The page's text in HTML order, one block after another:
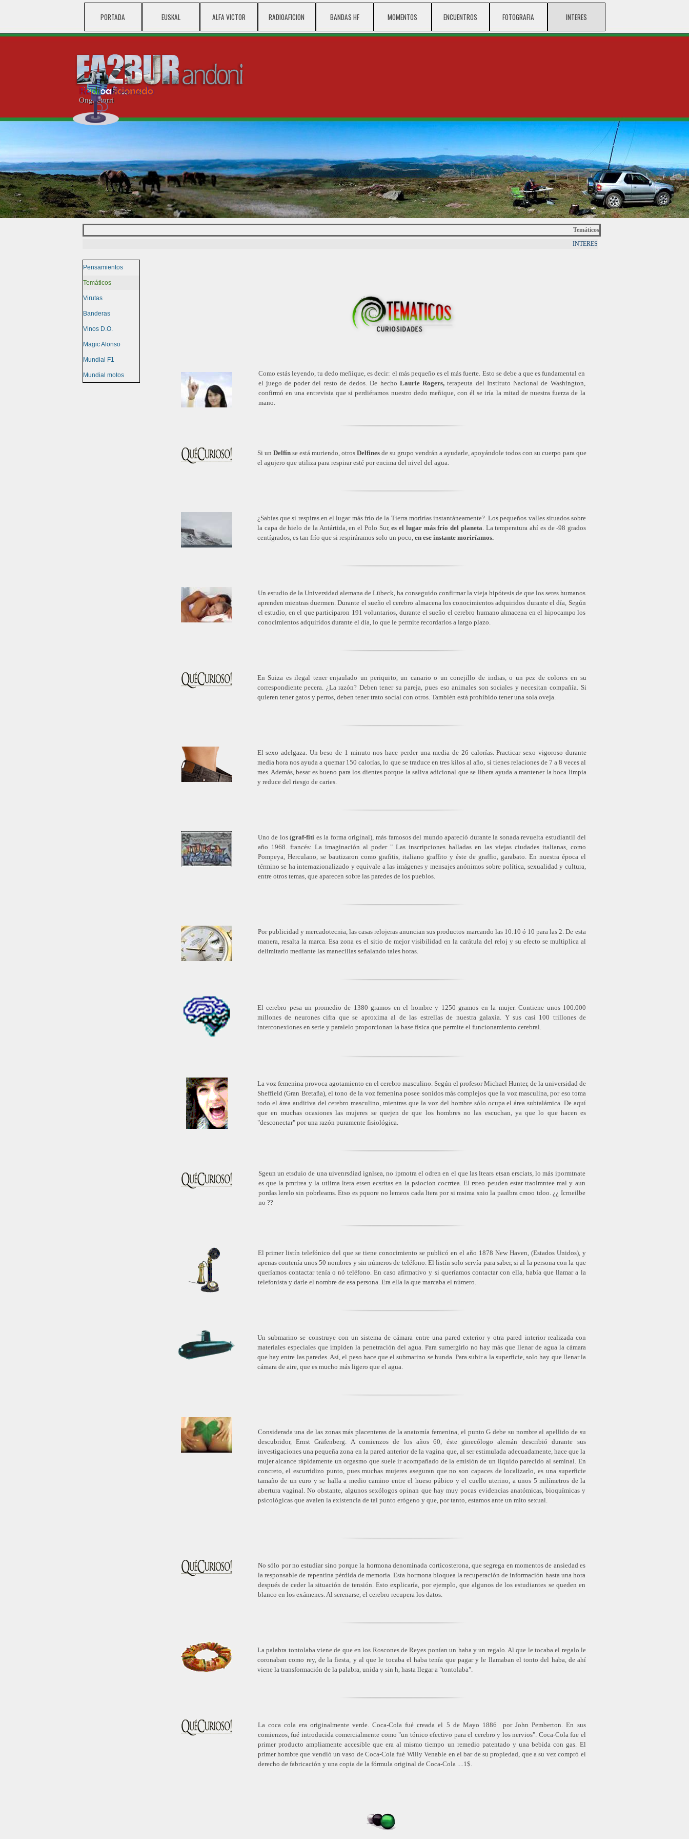
PORTADA EUSKAL ▼
ALFA VICTOR ▼
RADIOAFICION ▼
BANDAS HF ▼
MOMENTOS ▼
ENCUENTROS ▼
FOTOGRAFIA ▼
INTERES
Ongi etorri
Temáticos
INTERES
Pensamientos
Temáticos
Virutas
Banderas
Vinos D.O.
Magic Alonso
Mundial F1
Mundial motos
Como estás leyendo, tu dedo meñique, es decir: el más pequeño es el más fuerte. Esto se debe a que es fundamental en
el juego de poder del resto de dedos. De hecho Laurie Rogers, terapeuta del Instituto Nacional de Washington,
confirmó en una entrevista que si perdiéramos nuestro dedo meñique, con él se iría la mitad de nuestra fuerza de la
mano.
Si un Delfín se está muriendo, otros Delfines de su grupo vendrán a ayudarle, apoyándole todos con su cuerpo para que
el agujero que utiliza para respirar esté por encima del nivel del agua.
¿Sabías que si respiras en el lugar más frío de la Tierra morirías instantáneamente?..Los pequeños valles situados sobre
la capa de hielo de la Antártida, en el Polo Sur, es el lugar más frío del planeta . La temperatura ahí es de -98 grados
centígrados, es tan frío que si respiráramos solo un poco, en ese instante moriríamos.
Un estudio de la Universidad alemana de Lübeck, ha conseguido confirmar la vieja hipótesis de que los seres humanos
aprenden mientras duermen. Durante el sueño el cerebro almacena los conocimientos adquiridos durante el día, Según
el estudio, en el que participaron 191 voluntarios, durante el sueño el cerebro humano almacena en el hipocampo los
conocimientos adquiridos durante el día, lo que le permite recordarlos a largo plazo
En Suiza es ilegal tener enjaulado un periquito, un canario o un conejillo de indias, o un pez de colores en su
correspondiente pecera. ¿La razón? Deben tener su pareja, pues eso animales son sociales y necesitan compañía. Si
quieren tener gatos y perros, deben tener trato social con otros. También está prohibido tener una sola oveja.
El sexo adelgaza. Un beso de 1 minuto nos hace perder una media de 26 calorías. Practicar sexo vigoroso durante
media hora nos ayuda a quemar 150 calorías, lo que se traduce en tres kilos al año, si tienes relaciones de 7 a 8 veces al
mes. Además, besar es bueno para los dientes porque la saliva adicional que se libera ayuda a mantener la boca limpia
y reduce del riesgo de caries.
Uno de los (graf-fiti es la forma original), más famosos del mundo apareció durante la sonada revuelta estudiantil del
año 1968. francés: La imaginación al poder " Las inscripciones halladas en las viejas ciudades italianas, como
Pompeya, Herculano, se bautizaron como grafitis, italiano graffito y éste de graffio, garabato. En nuestra época el
término se ha internazionalizado y equivale a las imágenes y mensajes anónimos sobre política, sexualidad y cultura,
entre otros temas, que aparecen sobre las paredes de los pueblos.
Por publicidad y mercadotecnia, las casas relojeras anuncian sus productos marcando las 10:10 ó 10 para las 2. De esta
manera, resalta la marca. Esa zona es el sitio de mejor visibilidad en la carátula del reloj y su efecto se multiplica al
delimitarlo mediante las manecillas señalando tales horas.
El cerebro pesa un promedio de 1380 gramos en el hombre y 1250 gramos en la mujer. Contiene unos 100.000
millones de neurones cifra que se aproxima al de las estrellas de nuestra galaxia. Y sus casi 100 trillones de
interconexiones en serie y paralelo proporcionan la base física que permite el funcionamiento cerebral.
La voz femenina provoca agotamiento en el cerebro masculino. Según el profesor Michael Hunter, de la universidad de
Sheffield (Gran Bretaña), el tono de la voz femenina posee sonidos más complejos que la voz masculina, por eso toma
todo el área auditiva del cerebro masculino, mientras que la voz del hombre sólo ocupa el área subtalámica. De aquí
que en muchas ocasiones las mujeres se quejen de que los hombres no las escuchan, ya que lo que hacen es
"desconectar" por una razón puramente fisiológica.
Sgeun un etsduio de una uivenrsdiad ignlsea, no ipmotra el odren en el que las ltears etsan ersciats, lo más ipormtnate
es que la pmrirea y la utlima ltera etsen ecsritas en la psiocion cocrrtea. El rsteo peuden estar ttaolmntee mal y aun
pordas lerelo sin pobrleams. Etso es pquore no lemeos cada ltera por si msima snio la paalbra cmoo tdoo. ¿¿ Icrneilbe
no ??
El primer listín telefónico del que se tiene conocimiento se publicó en el año 1878 New Haven, (Estados Unidos), y
apenas contenía unos 50 nombres y sin números de teléfono. El listín solo servía para saber, si al la persona con la que
queríamos contactar tenía o nó teléfono. En caso afirmativo y si queríamos contactar con ella, había que llamar a la
telefonista y darle el nombre de esa persona. Era ella la que marcaba el número.
Un submarino se construye con un sistema de cámara entre una pared exterior y otra pared interior realizada con
materiales especiales que impiden la penetración del agua. Para sumergirlo no hay más que llenar de agua la cámara
que hay entre las paredes. Así, el peso hace que el submarino se hunda. Para subir a la superficie, solo hay que llenar la
cámara de aire, que es mucho más ligero que el agua.
Considerada una de las zonas más placenteras de la anatomía femenina, el punto G debe su nombre al apellido de su
descubridor, Ernst Gräfenberg. A comienzos de los años 60, éste ginecólogo alemán describió durante sus
investigaciones una pequeña zona en la pared anterior de la vagina que, al ser estimulada adecuadamente, hace que la
mujer alcance rápidamente un orgasmo que suele ir acompañado de la emisión de un líquido parecido al seminal. En
concreto, el escurridizo punto, pues muchas mujeres aseguran que no son capaces de localizarlo, es una superficie
tamaño de un euro y se halla a medio camino entre el hueso púbico y el cuello uterino, a unos 5 milímetros de la
abertura vaginal. No obstante, algunos sexólogos opinan que hay muy pocas evidencias anatómicas, bioquímicas y
psicológicas que avalen la existencia de tal punto erógeno y que, por tanto, estamos ante un mito sexual.
No sólo por no estudiar sino porque la hormona denominada corticosterona, que segrega en momentos de ansiedad es
la responsable de repentina pérdida de memoria. Esta hormona bloquea la recuperación de información hasta una hora
después de ceder la situación de tensión. Esto explicaría, por ejemplo, que algunos de los estudiantes se queden en
blanco en los exámenes. Al serenarse, el cerebro recupera los datos.
La palabra tontolaba viene de que en los Roscones de Reyes ponían un haba y un regalo. Al que le tocaba el regalo le
coronaban como rey, de la fiesta, y al que le tocaba el haba tenía que pagar y le llamaban el tonto del haba, de ahí
viene la transformación de la palabra, unida y sin h, hasta llegar a "tontolaba".
La coca cola era originalmente verde. Coca-Cola fué creada el 5 de Mayo 1886 por John Pemberton. En sus
comienzos, fué introducida comercialmente como "un tónico efectivo para el cerebro y los nervios". Coca-Cola fue el
primer producto ampliamente accesible que era al mismo tiempo un remedio patentado y una bebida con gas. El
primer hombre que vendió un vaso de Coca-Cola fué Willy Venable en el bar de su propiedad, que a su vez compró el
derecho de fabricación y una copia de la fórmula original de Coca-Cola ....1$.